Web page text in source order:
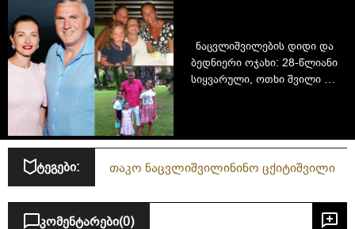
ნაცვლიშვილების დიდი და
ბედნიერი ოჯახი: 28-წლიანი
სიყვარული, ოთხი შვილი და
ტეგები: თაკო ნაცვლიშვილინინო ცქიტიშვილი
კომენტარები(0)